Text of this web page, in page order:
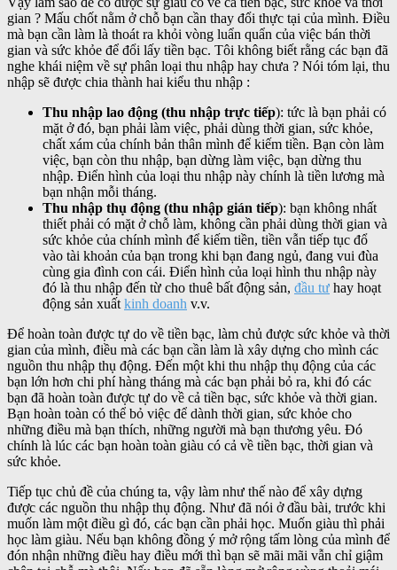
gian ? Mấu chốt nằm ở chỗ bạn cần thay đổi thực tại của mình. Điều
mà bạn cần làm là thoát ra khỏi vòng luẩn quẩn của việc bán thời
gian và sức khỏe để đổi lấy tiền bạc. Tôi không biết rằng các bạn đã
nghe khái niệm về sự phân loại thu nhập hay chưa ? Nói tóm lại, thu
nhập sẽ được chia thành hai kiểu thu nhập :
Thu nhập lao động (thu nhập trực tiếp): tức là bạn phải có
mặt ở đó, bạn phải làm việc, phải dùng thời gian, sức khỏe,
chất xám của chính bản thân mình để kiếm tiền. Bạn còn làm
việc, bạn còn thu nhập, bạn dừng làm việc, bạn dừng thu
nhập. Điển hình của loại thu nhập này chính là tiền lương mà
bạn nhận mỗi tháng.
Thu nhập thụ động (thu nhập gián tiếp): bạn không nhất
thiết phải có mặt ở chỗ làm, không cần phải dùng thời gian và
sức khỏe của chính mình để kiếm tiền, tiền vẫn tiếp tục đổ
vào tài khoản của bạn trong khi bạn đang ngủ, đang vui đùa
cùng gia đình con cái. Điển hình của loại hình thu nhập này
đó là thu nhập đến từ cho thuê bất động sản, đầu tư hay hoạt
động sản xuất kinh doanh v.v.
Để hoàn toàn được tự do về tiền bạc, làm chủ được sức khỏe và thời
gian của mình, điều mà các bạn cần làm là xây dựng cho mình các
nguồn thu nhập thụ động. Đến một khi thu nhập thụ động của các
bạn lớn hơn chi phí hàng tháng mà các bạn phải bỏ ra, khi đó các
bạn đã hoàn toàn được tự do về cả tiền bạc, sức khỏe và thời gian.
Bạn hoàn toàn có thể bỏ việc để dành thời gian, sức khỏe cho
những điều mà bạn thích, những người mà bạn thương yêu. Đó
chính là lúc các bạn hoàn toàn giàu có cả về tiền bạc, thời gian và
sức khỏe.
Tiếp tục chủ đề của chúng ta, vậy làm như thế nào để xây dựng
được các nguồn thu nhập thụ động. Như đã nói ở đầu bài, trước khi
muốn làm một điều gì đó, các bạn cần phải học. Muốn giàu thì phải
học làm giàu. Nếu bạn không đồng ý mở rộng tấm lòng của mình để
đón nhận những điều hay điều mới thì bạn sẽ mãi mãi vẫn chỉ giậm